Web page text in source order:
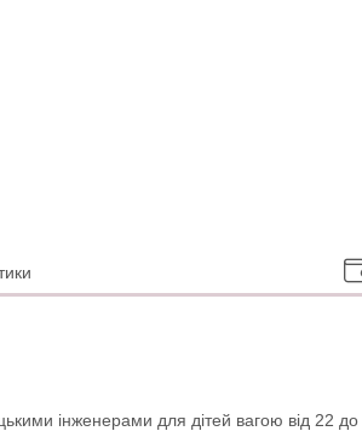
інженерами для дітей вагою від 22 до